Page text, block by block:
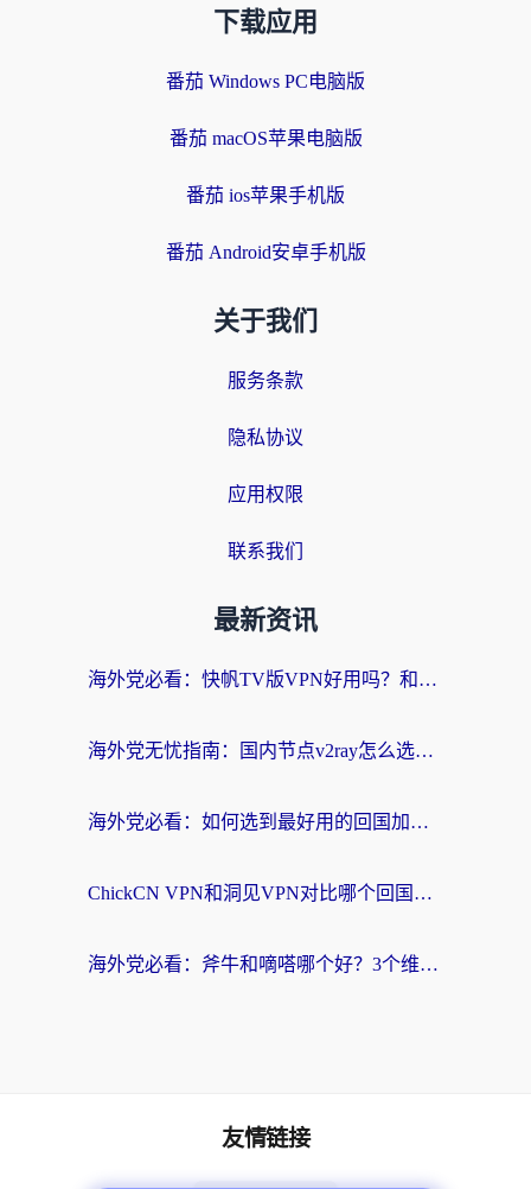
下载应用
番茄 Windows PC电脑版
番茄 macOS苹果电脑版
番茄 ios苹果手机版
番茄 Android安卓手机版
关于我们
服务条款
隐私协议
应用权限
联系我们
最新资讯
海外党必看：快帆TV版VPN好用吗？和快游VPN对比哪个回国效果更好？附实用避坑指南
海外党无忧指南：国内节点v2ray怎么选？一键回国VPN+多场景实测帮你避坑
海外党必看：如何选到最好用的回国加速器？从节点到售后的全维度指南
ChickCN VPN和洞见VPN对比哪个回国效果更好？海外党亲测3款加速器+避坑指南
海外党必看：斧牛和嘀嗒哪个好？3个维度教你选对回国加速器
友情链接